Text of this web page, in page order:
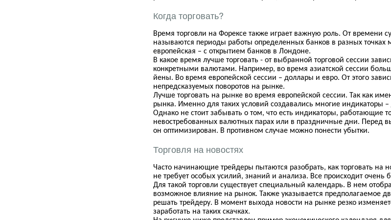
Когда торговать?
Время торговли на Форексе также играет важную роль. От времени
называются периоды работы определенных банков в разных точках
европейская – с открытием банков в Лондоне.
В какое время лучше торговать - от выбранной торговой сессии
конкретными валютами. Например, во время азиатской сессии
йены. Во время европейской сессии – доллары и евро. От этого
непредсказуемых поворотов на рынке.
Лучше торговать на рынке во время европейской сессии. Так как
рынка. Именно для таких условий создавались многие индикаторы –
Однако не стоит забывать о том, что есть индикаторы, работающие
невостребованных валютных парах или в праздничные дни. Перед
он оптимизирован. В противном случае можно понести убытки.
Торговля на новостях
Часто начинающие трейдеры пытаются разобрать, как торговать на
не требует особых усилий, знаний и анализа. Все происходит очень
Для такой торговли существует специальный календарь. В нем
возможное влияние на рынок. Также указывается предполагаемое
решать трейдеру. В момент выхода новости на рынке резко
заработать на таких скачках.